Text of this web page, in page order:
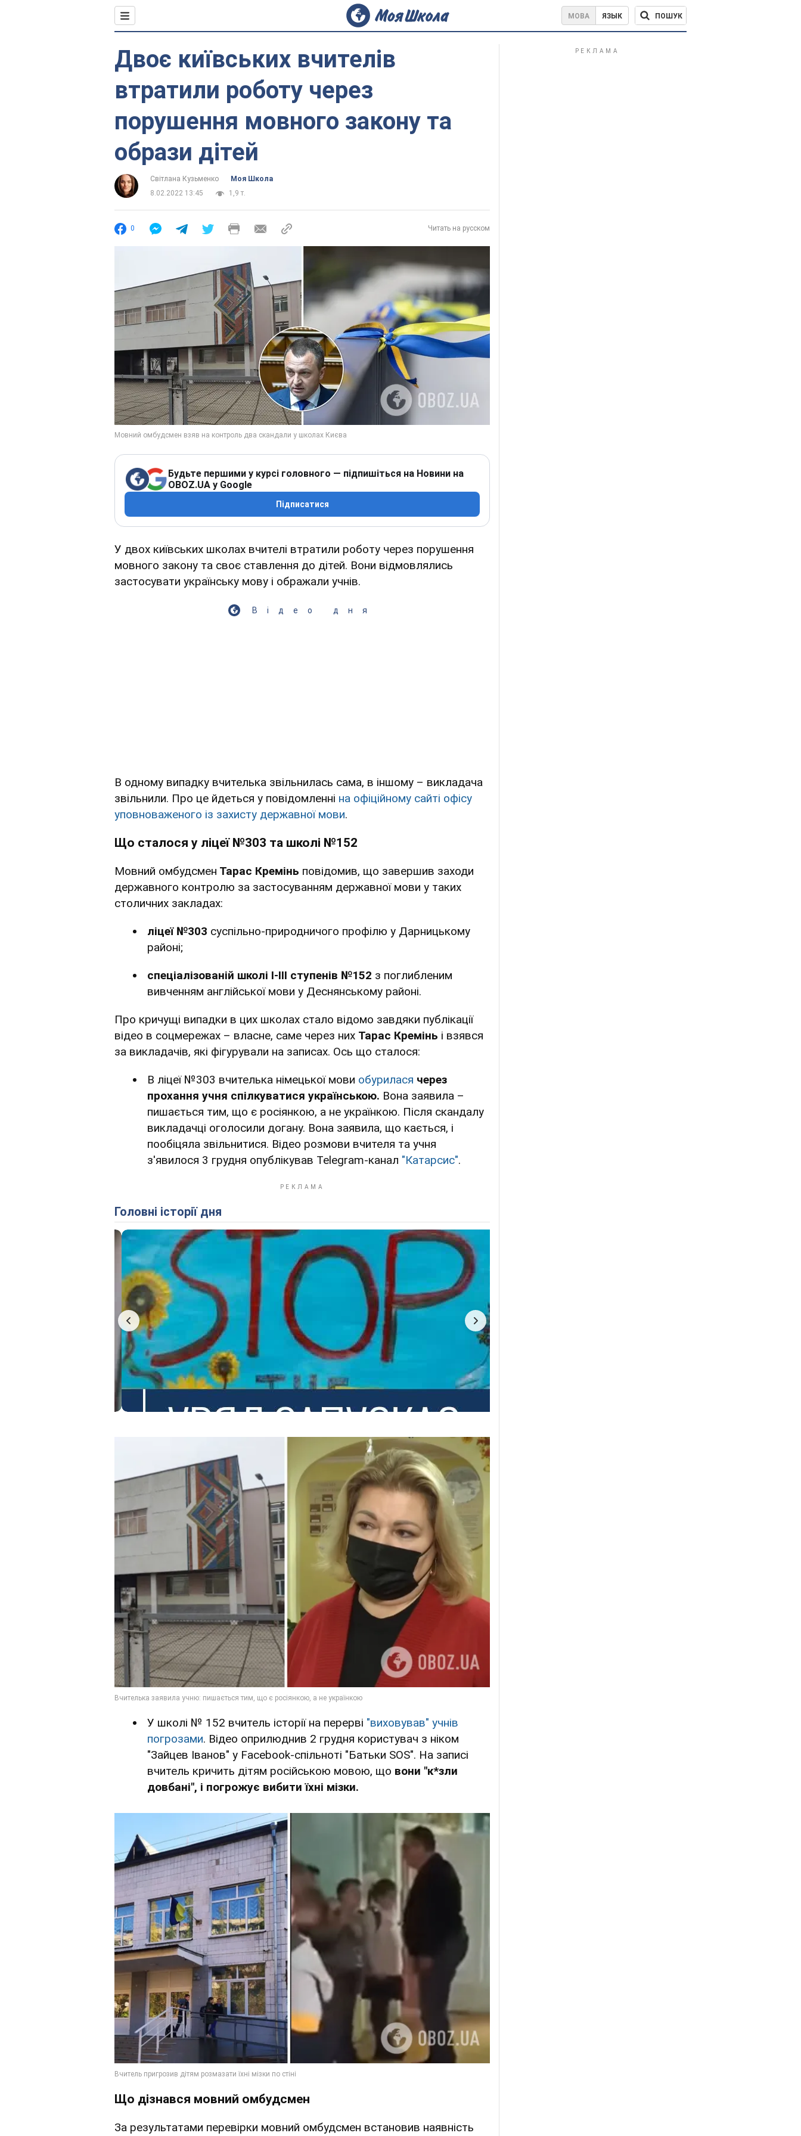
МОВА ЯЗЫК ПОШУК
Двоє київських вчителів
втратили роботу через
порушення мовного закону та
образи дітей
Світлана Кузьменко
Моя Школа
8.02.2022 13:45
1,9 т.
0 Читать на русском
Будьте першими у курсі головного — підпишіться на Новини на
OBOZ.UA у Google
Підписатися
У двох київських школах вчителі втратили роботу через порушення
мовного закону та своє ставлення до дітей. Вони відмовлялись
застосувати українську мову і ображали учнів.
Відео дня
В одному випадку вчителька звільнилась сама, в іншому – викладача
звільнили. Про це йдеться у повідомленні на офіційному сайті офісу
уповноваженого із захисту державної мови.
Що сталося у ліцеї №303 та школі №152
Мовний омбудсмен Тарас Кремінь повідомив, що завершив заходи
державного контролю за застосуванням державної мови у таких
столичних закладах:
ліцеї №303 суспільно-природничого профілю у Дарницькому
районі;
спеціалізованій школі І-ІІІ ступенів №152 з поглибленим
вивченням англійської мови у Деснянському районі.
Про кричущі випадки в цих школах стало відомо завдяки публікації
відео в соцмережах – власне, саме через них Тарас Кремінь і взявся
за викладачів, які фігурували на записах. Ось що сталося:
В ліцеї №303 вчителька німецької мови обурилася через
прохання учня спілкуватися українською. Вона заявила –
пишається тим, що є росіянкою, а не українкою. Після скандалу
викладачці оголосили догану. Вона заявила, що кається, і
пообіцяла звільнитися. Відео розмови вчителя та учня
з'явилося 3 грудня опублікував Telegram-канал "Катарсис".
Головні історії дня
У школі № 152 вчитель історії на перерві "виховував" учнів
погрозами. Відео оприлюднив 2 грудня користувач з ніком
"Зайцев Іванов" у Facebook-спільноті "Батьки SOS". На записі
вчитель кричить дітям російською мовою, що вони "к*зли
довбані", і погрожує вибити їхні мізки.
Що дізнався мовний омбудсмен
За результатами перевірки мовний омбудсмен встановив наявність